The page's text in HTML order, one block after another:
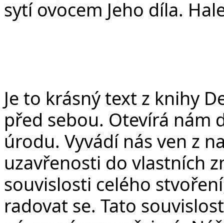
sytí ovocem Jeho díla.
Je to krásný text z knihy
před sebou. Otevírá nám
úrodu. Vyvádí nás ven z
uzavřenosti do vlastních
souvislosti celého
radovat se. Tato